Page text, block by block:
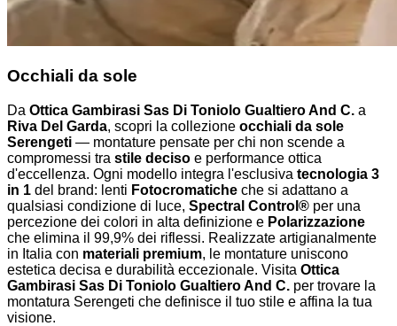
Occhiali da sole
Da Ottica Gambirasi Sas Di Toniolo Gualtiero And C. a
Riva Del Garda, scopri la collezione occhiali da sole
Serengeti — montature pensate per chi non scende a
compromessi tra stile deciso e performance ottica
d'eccellenza. Ogni modello integra l'esclusiva tecnologia 3
in 1 del brand: lenti Fotocromatiche che si adattano a
qualsiasi condizione di luce, Spectral Control® per una
percezione dei colori in alta definizione e Polarizzazione
che elimina il 99,9% dei riflessi. Realizzate artigianalmente
in Italia con materiali premium, le montature uniscono
estetica decisa e durabilità eccezionale. Visita Ottica
Gambirasi Sas Di Toniolo Gualtiero And C. per trovare la
montatura Serengeti che definisce il tuo stile e affina la tua
visione.